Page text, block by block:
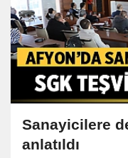
Sanayicilere
anlatıldı